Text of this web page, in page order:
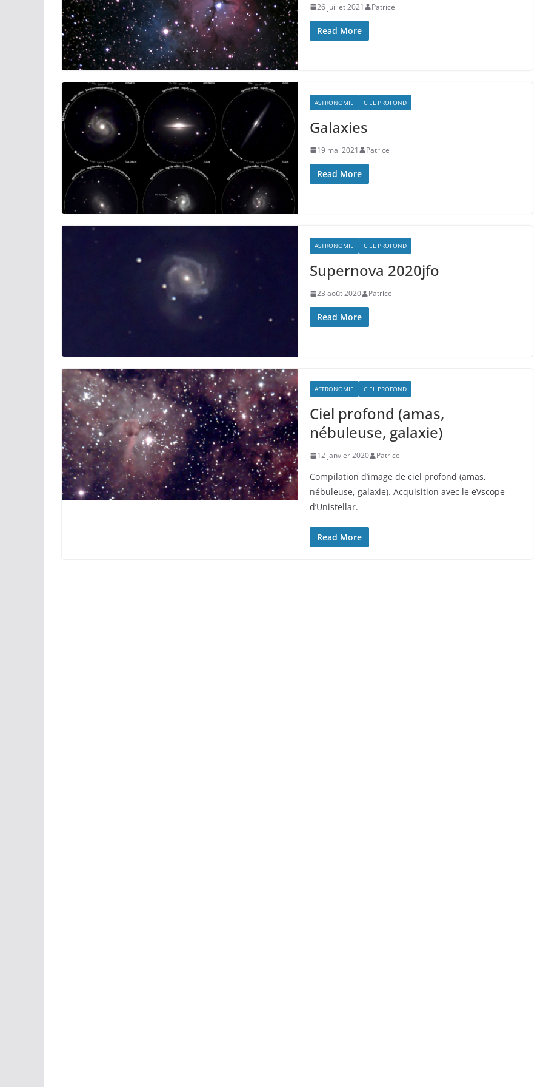
26 juillet 2021 Patrice
Read More
ASTRONOMIE CIEL PROFOND
Galaxies
19 mai 2021 Patrice
Read More
ASTRONOMIE CIEL PROFOND
Supernova 2020jfo
23 août 2020 Patrice
Read More
ASTRONOMIE CIEL PROFOND
Ciel profond (amas,
nébuleuse, galaxie)
12 janvier 2020 Patrice
Compilation d’image de ciel profond (amas,
nébuleuse, galaxie). Acquisition avec le eVscope
d’Unistellar.
Read More